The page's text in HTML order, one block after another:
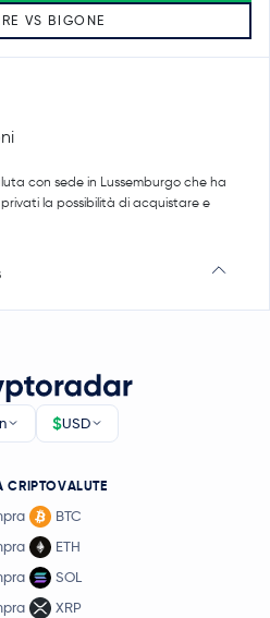
con sede in Lussemburgo che ha
la possibilità di acquistare e
VS BIGONE
$USD
CRIPTOVALUTE
BTC
ETH
SOL
XRP